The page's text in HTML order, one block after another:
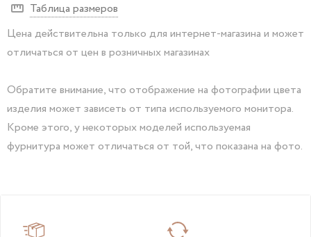
Таблица размеров
Цена действительна только для интернет-магазина и может
отличаться от цен в розничных магазинах
Обратите внимание, что отображение на фотографии цвета
изделия может зависеть от типа используемого монитора.
Кроме этого, у некоторых моделей используемая
фурнитура может отличаться от той, что показана на фото.